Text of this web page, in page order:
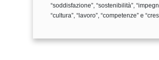
“soddisfazione”, “sostenibilità”,
“cultura”, “lavoro”, “competenze” e